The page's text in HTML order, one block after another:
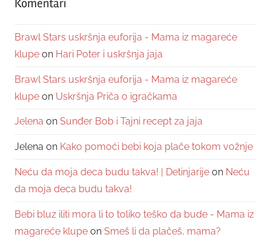
Komentari
Brawl Stars uskršnja euforija - Mama iz magareće
klupe on Hari Poter i uskršnja jaja
Brawl Stars uskršnja euforija - Mama iz magareće
klupe on Uskršnja Priča o igračkama
Jelena on Sunđer Bob i Tajni recept za jaja
Jelena on Kako pomoći bebi koja plače tokom vožnje
Neću da moja deca budu takva! | Detinjarije on Neću
da moja deca budu takva!
Bebi bluz iliti mora li to toliko teško da bude - Mama iz
magareće klupe on Smeš li da plačeš, mama?